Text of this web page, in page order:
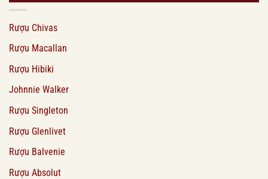
Rượu Chivas
Rượu Macallan
Rượu Hibiki
Johnnie Walker
Rượu Singleton
Rượu Glenlivet
Rượu Balvenie
Rượu Absolut